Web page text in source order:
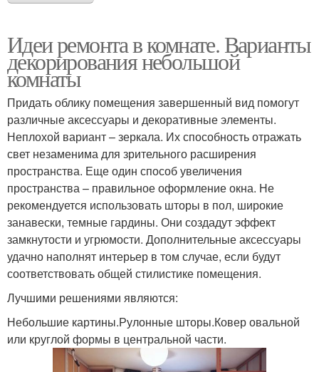
Идеи ремонта в комнате. Варианты
декорирования небольшой
комнаты
Придать облику помещения завершенный вид помогут
различные аксессуары и декоративные элементы.
Неплохой вариант – зеркала. Их способность отражать
свет незаменима для зрительного расширения
пространства. Еще один способ увеличения
пространства – правильное оформление окна. Не
рекомендуется использовать шторы в пол, широкие
занавески, темные гардины. Они создадут эффект
замкнутости и угрюмости. Дополнительные аксессуары
удачно наполнят интерьер в том случае, если будут
соответствовать общей стилистике помещения.
Лучшими решениями являются:
Небольшие картины.Рулонные шторы.Ковер овальной
или круглой формы в центральной части.